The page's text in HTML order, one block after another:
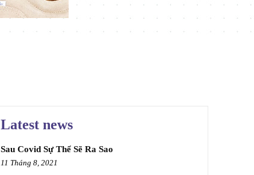
Latest news
Sau Covid Sự Thể Sẽ Ra Sao
11 Tháng 8, 2021